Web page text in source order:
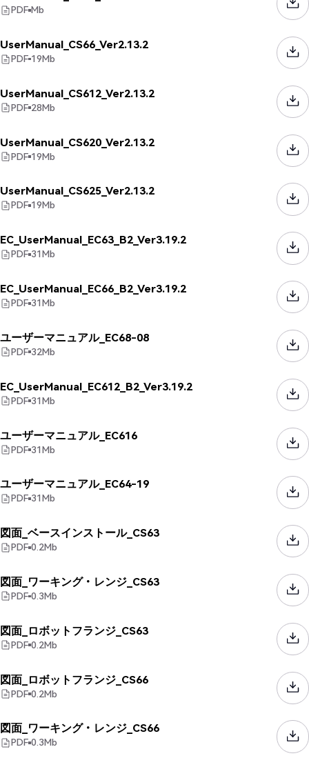
PDF Mb
UserManual_CS66_Ver2.13.2
PDF 19Mb
UserManual_CS612_Ver2.13.2
PDF 28Mb
UserManual_CS620_Ver2.13.2
PDF 19Mb
UserManual_CS625_Ver2.13.2
PDF 19Mb
EC_UserManual_EC63_B2_Ver3.19.2
PDF 31Mb
EC_UserManual_EC66_B2_Ver3.19.2
PDF 31Mb
ユーザーマニュアル_EC68-08
PDF 32Mb
EC_UserManual_EC612_B2_Ver3.19.2
PDF 31Mb
ユーザーマニュアル_EC616
PDF 31Mb
ユーザーマニュアル_EC64-19
PDF 31Mb
図面_ベースインストール_CS63
PDF 0.2Mb
図面_ワーキング・レンジ_CS63
PDF 0.3Mb
図面_ロボットフランジ_CS63
PDF 0.2Mb
図面_ロボットフランジ_CS66
PDF 0.2Mb
図面_ワーキング・レンジ_CS66
PDF 0.3Mb